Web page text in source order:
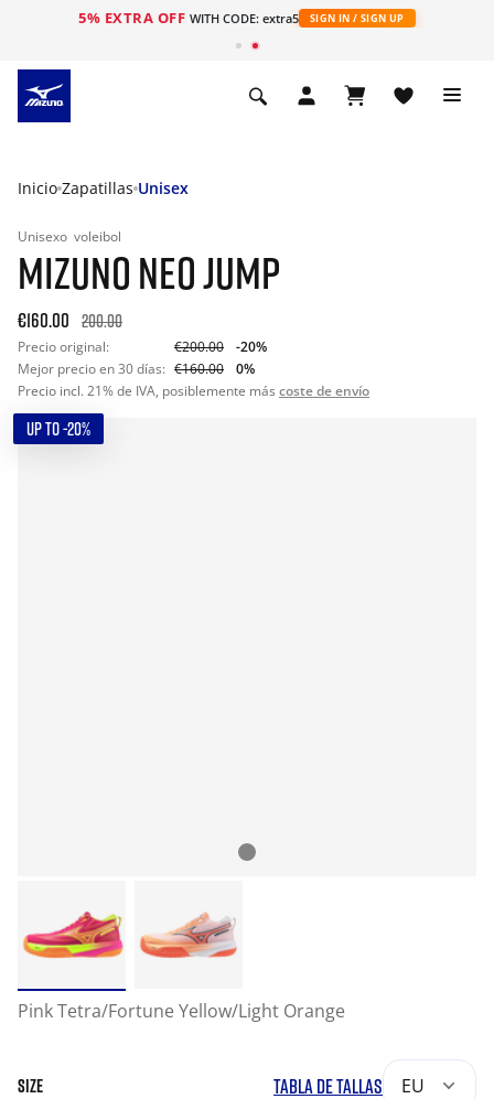
5% EXTRA OFF WITH CODE: extra5 SIGN IN / SIGN UP
Inicio Zapatillas Unisex
Unisexo voleibol
MIZUNO NEO JUMP
€160.00 200.00
Precio original: €200.00
-20%
Mejor precio en 30 días: €160.00
0%
Precio incl. 21% de IVA, posiblemente más coste de envío
UP TO -20%
Pink Tetra/Fortune Yellow/Light Orange
SIZE TABLA DE TALLAS EU